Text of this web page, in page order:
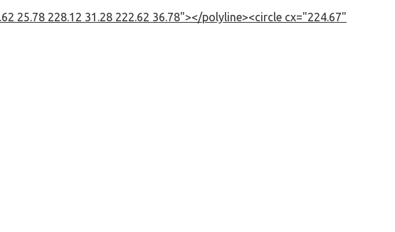
25.78 228.12 31.28 222.62 36.78"></polyline><circle cx="224.67"